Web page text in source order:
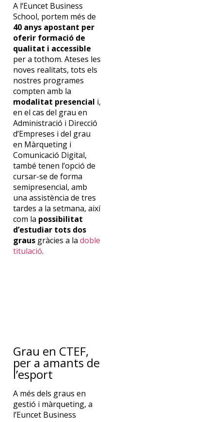
A l‘EuncetBusiness
School, portem més de
40 anys apostant per
oferir formacióde
qualitat i accessible
per a tothom. Ateses les
noves realitats, tots els
nostres programes
compten amb la
modalitat presencial i,
en el cas del grau en
Administració i Direcció
d’Empreses i del grau
en Màrquetingi
Comunicació Digital,
també tenen l’opció de
cursar-se de forma
semipresencial, amb
una assistència de tres
tardes a la setmana, així
com la possibilitat
d’estudiar totsdos
graus gràcies a la doble
titulació.
Grau en CTEF,
per a amants de
l’esport
A més dels graus en
gestió i màrqueting, a
l’EuncetBusiness